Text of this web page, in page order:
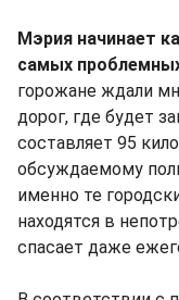
Мэрия начинает
самых
горожане ждали
дорог, где будет
составляет 95
обсуждаемому
именно те
находятся в
спасает даже